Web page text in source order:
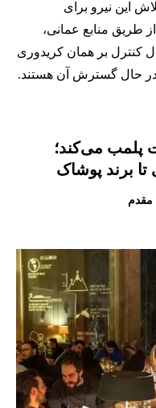
این نیرو برای
طریق منابع عمانی،
کنترل بر همان کریدوری
در حال گسترش آن هستند.
پلمب می‌کند؛
برند پوشاک
مقدم